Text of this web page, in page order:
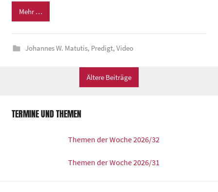
z
n
t
Mehr …
Johannes W. Matutis, Predigt, Video
Ältere Beiträge
TERMINE UND THEMEN
Themen der Woche 2026/32
Themen der Woche 2026/31